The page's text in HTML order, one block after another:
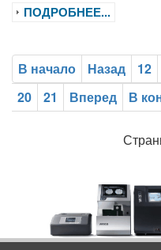
ПОДРОБНЕЕ...
В начало Назад 12
20
21 Вперед В